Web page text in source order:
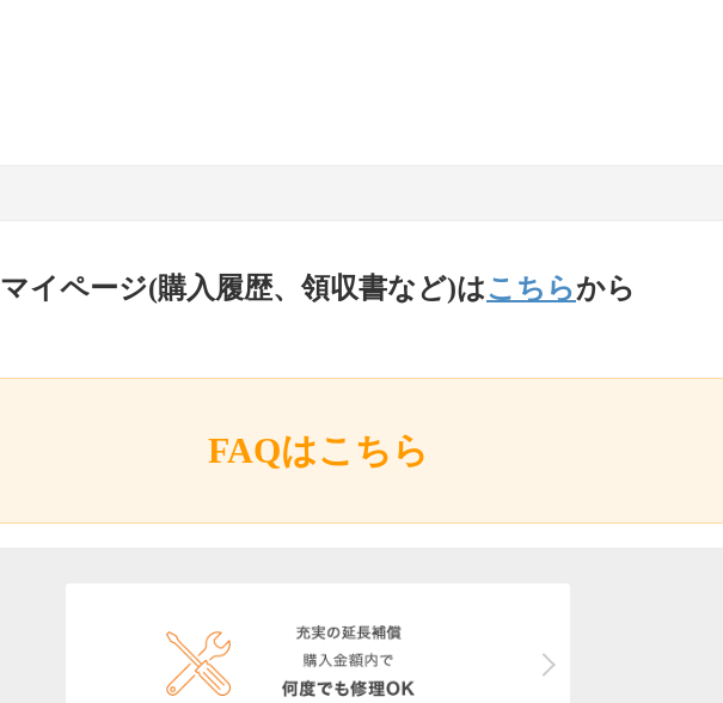
マイページ(購入履歴、領収書など)はこちらから
FAQはこちら